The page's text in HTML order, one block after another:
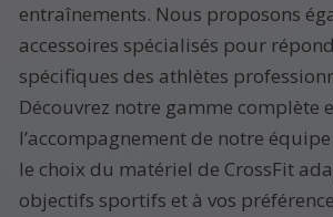
entraînements. Nous proposons
accessoires spécialisés pour
spécifiques des athlètes
Découvrez notre gamme complète
l’accompagnement de notre
le choix du matériel de CrossFit
objectifs sportifs et à vos